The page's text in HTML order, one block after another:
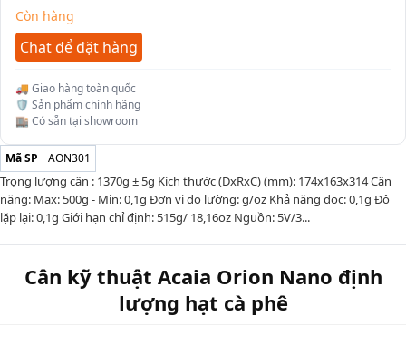
Còn hàng
Chat để đặt hàng
🚚 Giao hàng toàn quốc
🛡️ Sản phẩm chính hãng
🏬 Có sẵn tại showroom
Mã SP AON301
Trọng lượng cân : 1370g ± 5g Kích thước (DxRxC) (mm): 174x163x314 Cân
nặng: Max: 500g - Min: 0,1g Đơn vị đo lường: g/oz Khả năng đọc: 0,1g Độ
lặp lại: 0,1g Giới hạn chỉ định: 515g/ 18,16oz Nguồn: 5V/3...
Cân kỹ thuật Acaia Orion Nano định
lượng hạt cà phê